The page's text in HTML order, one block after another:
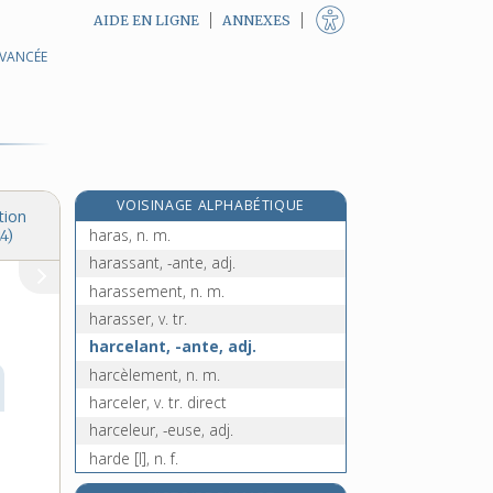
AIDE EN LIGNE ANNEXES
VOISINAGE ALPHABÉTIQUE
harangueur, -euse, n.
haras, n. m.
harassant, -ante, adj.
harassement, n. m.
harasser, v. tr.
harcelant, -ante, adj.
harcèlement, n. m.
harceler, v. tr. direct
harceleur, -euse, adj.
harde [I], n. f.
harde [II], n. f.